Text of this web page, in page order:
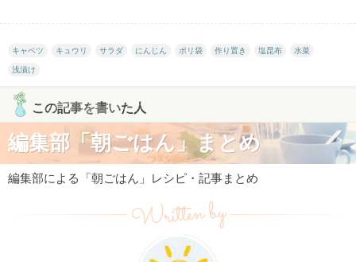
キャベツ キュウリ サラダ にんじん ポリ袋 作り置き 塩昆布 水菜
浅漬け
この記事を書いた人
編集部「朝ごはん」まとめ
編集部による「朝ごはん」レシピ・記事まとめ
Written by